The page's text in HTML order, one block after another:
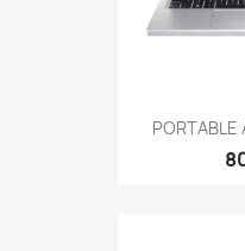
PORTABLE